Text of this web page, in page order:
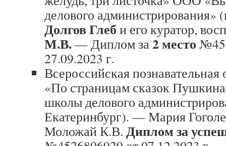
делового администрирования»
Долгов Глеб и его куратор,
М.В.— Диплом за 2 место
27.09.2023 г.
Всероссийская
«По страницам сказок
школы делового
Екатеринбург). — Мария
Моложай К.В. Диплом за